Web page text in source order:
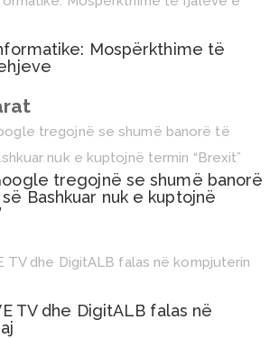
Mospërkthime të
tregojnë se shumë banorë
Bashkuar nuk e kuptojnë
TV dhe DigitALB falas në